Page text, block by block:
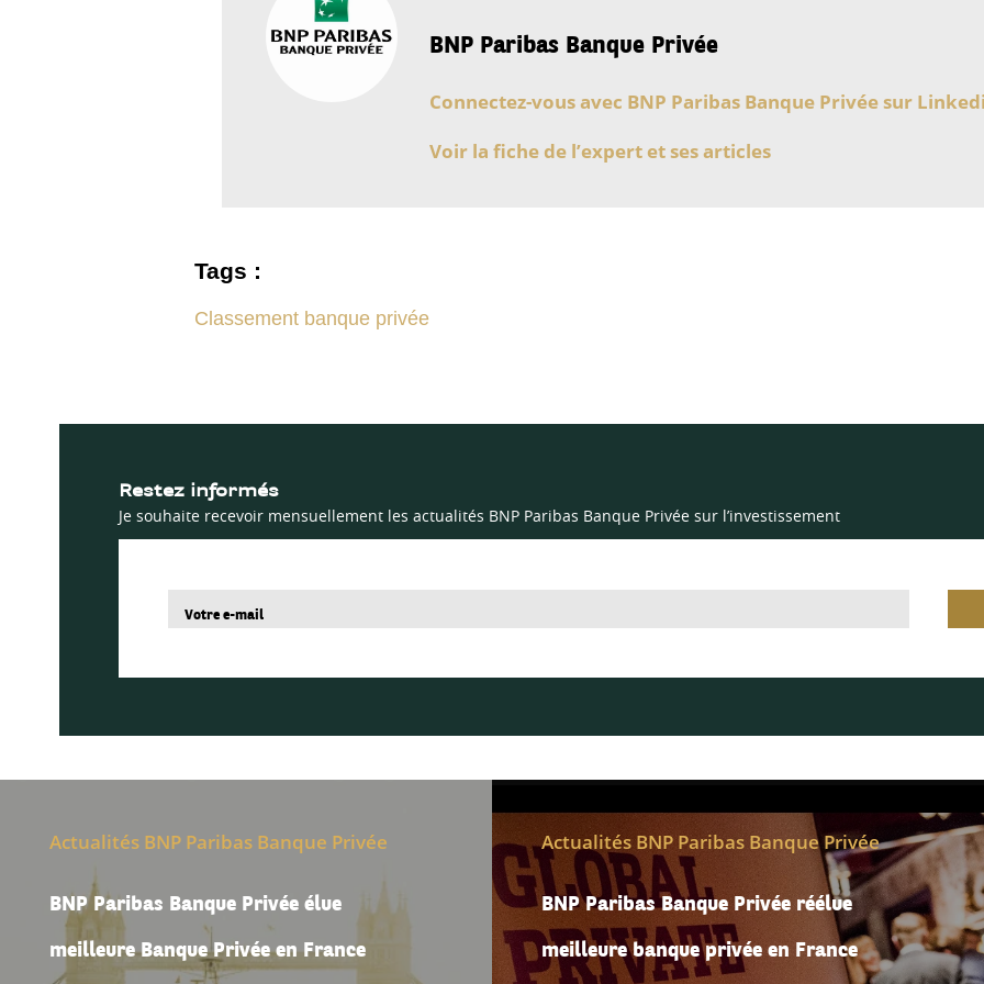
BNP Paribas Banque Privée
Connectez-vous avec BNP Paribas Banque Privée sur
Voir la fiche de l’expert et ses articles
Tags :
Classement banque privée
Restez informés
Je souhaite recevoir mensuellement les actualités BNP Paribas Banque Privée sur l’investissement
Actualités BNP Paribas Banque Privée
BNP Paribas Banque Privée élue
meilleure Banque Privée en France
Actualités BNP Paribas Banque Privée
BNP Paribas Banque Privée réélue
meilleure banque privée en France